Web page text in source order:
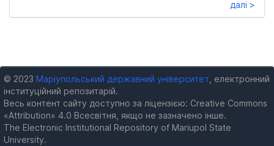
далі >
© 2023 Маріупольський державний університет , електронний
інституційний репозитарій.
Весь контент сайту доступно за ліцензією: Creative Commons
«Attribution» 4.0 Всесвітня, якщо не зазначено інше.
The Electronic Institutional Repository of Mariupol State
University.